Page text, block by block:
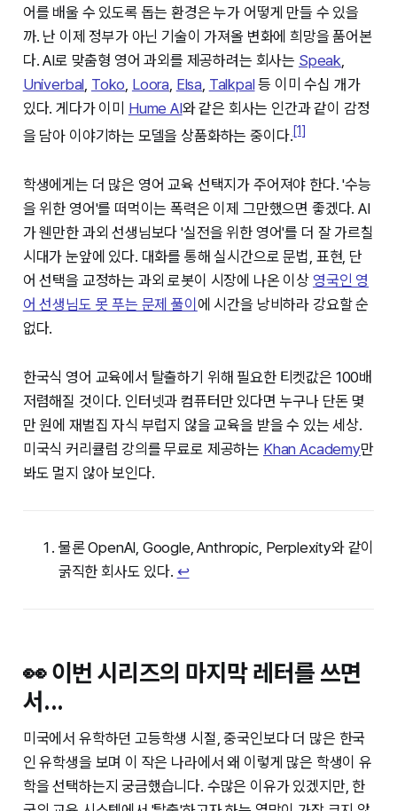
어를 배울 수 있도록 돕는 환경은 누가 어떻게 만들 수 있을
까. 난 이제 정부가 아닌 기술이 가져올 변화에 희망을 품어본
다. AI로 맞춤형 영어 과외를 제공하려는 회사는 Speak,
Univerbal, Toko, Loora, Elsa, Talkpal등 이미 수십 개가
있다. 게다가 이미 Hume AI와 같은 회사는 인간과 같이 감정
을 담아 이야기하는 모델을 상품화하는 중이다.[1]
학생에게는 더 많은 영어 교육 선택지가 주어져야 한다. '수능
을 위한 영어'를 떠먹이는 폭력은 이제 그만했으면 좋겠다. AI
가 웬만한 과외 선생님보다 '실전을 위한 영어'를 더 잘 가르칠
시대가 눈앞에 있다. 대화를 통해 실시간으로 문법, 표현, 단
어 선택을 교정하는 과외 로봇이 시장에 나온 이상 영국인 영
어 선생님도 못 푸는 문제 풀이에 시간을 낭비하라 강요할 순
없다.
한국식 영어 교육에서 탈출하기 위해 필요한 티켓값은 100배
저렴해질 것이다. 인터넷과 컴퓨터만 있다면 누구나 단돈 몇
만 원에 재벌집 자식 부럽지 않을 교육을 받을 수 있는 세상.
미국식 커리큘럼 강의를 무료로 제공하는 Khan Academy만
봐도 멀지 않아 보인다.
물론 OpenAI, Google, Anthropic, Perplexity와 같이
굵직한 회사도 있다. ↩︎
👀 이번 시리즈의 마지막 레터를 쓰면
서...
미국에서 유학하던 고등학생 시절, 중국인보다 더 많은 한국
인 유학생을 보며 이 작은 나라에서 왜 이렇게 많은 학생이 유
학을 선택하는지 궁금했습니다. 수많은 이유가 있겠지만, 한